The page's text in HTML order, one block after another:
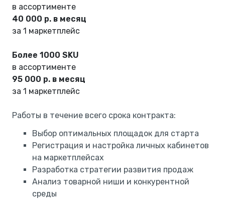
в ассортименте
40 000 р. в месяц
за 1 маркетплейс
Более 1000 SKU
в ассортименте
95 000 р. в месяц
за 1 маркетплейс
Работы в течение всего срока контракта:
Выбор оптимальных площадок для старта
Регистрация и настройка личных кабинетов
на маркетплейсах
Разработка стратегии развития продаж
Анализ товарной ниши и конкурентной
среды